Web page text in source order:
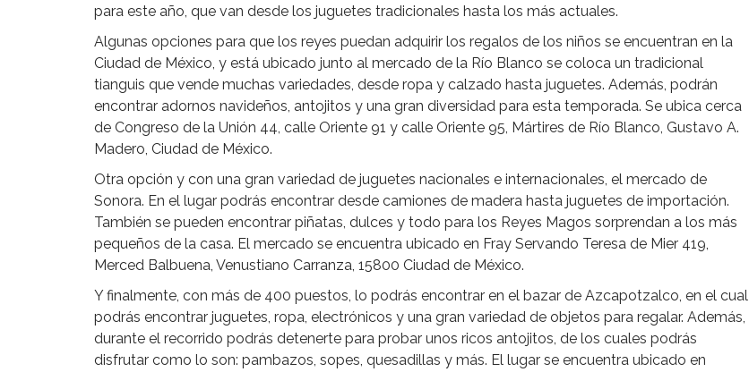
para este año, que van desde los juguetes tradicionales hasta los más actuales.
Algunas opciones para que los reyes puedan adquirir los regalos de los niños se encuentran en la
Ciudad de México, y está ubicado junto al mercado de la Río Blanco se coloca un tradicional
tianguis que vende muchas variedades, desde ropa y calzado hasta juguetes. Además, podrán
encontrar adornos navideños, antojitos y una gran diversidad para esta temporada. Se ubica cerca
de Congreso de la Unión 44, calle Oriente 91 y calle Oriente 95, Mártires de Río Blanco, Gustavo A.
Madero, Ciudad de México.
Otra opción y con una gran variedad de juguetes nacionales e internacionales, el mercado de
Sonora. En el lugar podrás encontrar desde camiones de madera hasta juguetes de importación.
También se pueden encontrar piñatas, dulces y todo para los Reyes Magos sorprendan a los más
pequeños de la casa. El mercado se encuentra ubicado en Fray Servando Teresa de Mier 419,
Merced Balbuena, Venustiano Carranza, 15800 Ciudad de México.
Y finalmente, con más de 400 puestos, lo podrás encontrar en el bazar de Azcapotzalco, en el cual
podrás encontrar juguetes, ropa, electrónicos y una gran variedad de objetos para regalar. Además,
durante el recorrido podrás detenerte para probar unos ricos antojitos, de los cuales podrás
disfrutar como lo son: pambazos, sopes, quesadillas y más. El lugar se encuentra ubicado en